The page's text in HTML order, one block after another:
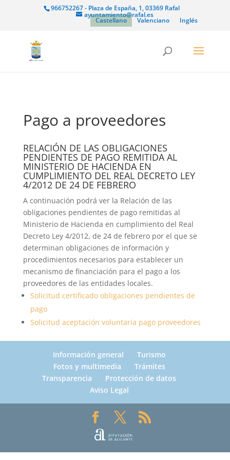
966752267 - Plaza de España, 1, 03369 Rafal
ayuntamiento@rafal.es
Castellano Valenciano Inglés
Pago a proveedores
RELACIÓN DE LAS OBLIGACIONES
PENDIENTES DE PAGO REMITIDA AL
MINISTERIO DE HACIENDA EN
CUMPLIMIENTO DEL REAL DECRETO LEY
4/2012 DE 24 DE FEBRERO
A continuación podrá ver la Relación de las
obligaciones pendientes de pago remitidas al
Ministerio de Hacienda en cumplimiento del Real
Decreto Ley 4/2012, de 24 de febrero por el que se
determinan obligaciones de información y
procedimientos necesarios para establecer un
mecanismo de financiación para el pago a los
proveedores de las entidades locales.
Solicitud certificado obligaciones pendientes de
pago
Solicitud aceptación voluntaria pago proveedores
Información general
Turismo
Fotos y multimedia
Trámites
Transparencia
Protección de datos
Aviso Legal